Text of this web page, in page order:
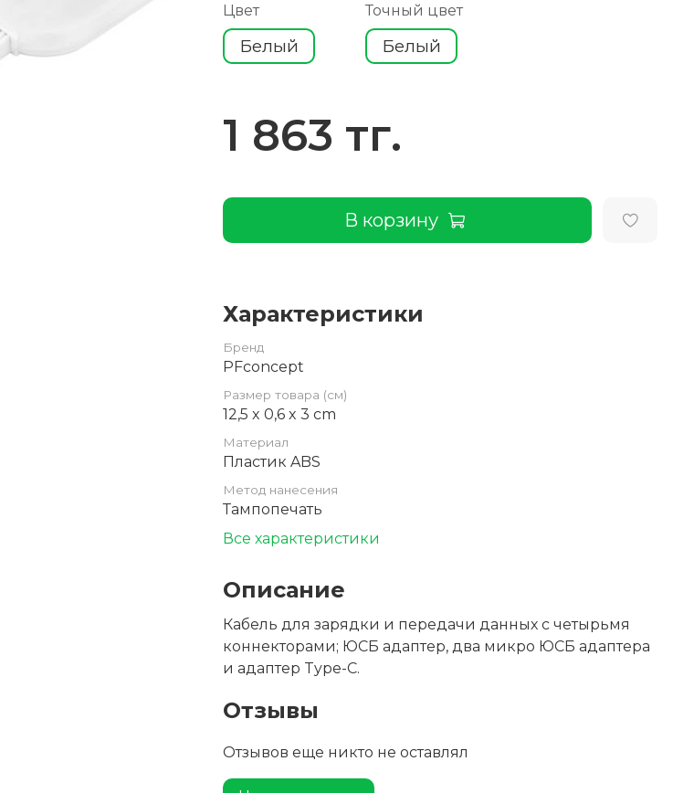
Цвет
Белый
Точный цвет
Белый
1 863 тг.
В корзину
Характеристики
Бренд
PFconcept
Размер товара (см)
12,5 x 0,6 x 3 cm
Материал
Пластик ABS
Метод нанесения
Тампопечать
Все характеристики
Описание
Кабель для зарядки и передачи данных с четырьмя
коннекторами; ЮСБ адаптер, два микро ЮСБ адаптера
и адаптер Type-C.
Отзывы
Отзывов еще никто не оставлял